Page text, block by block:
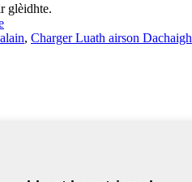
glèidhte.
, Charger Luath airson Dachaigh